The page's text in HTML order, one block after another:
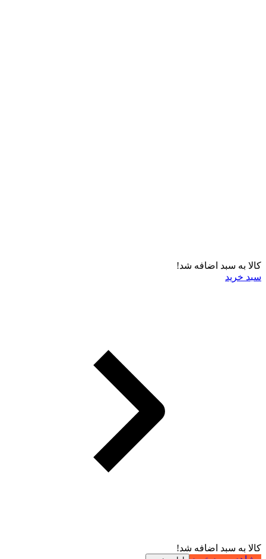
کالا به سبد اضافه شد!
سبد خرید
کالا به سبد اضافه شد!